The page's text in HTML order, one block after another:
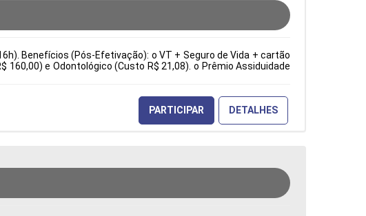
Benefícios (Pós-Efetivação): o VT + Seguro de Vida + cartão
160,00) e Odontológico (Custo R$ 21,08). o Prêmio Assiduidade
Características Comportamentais:
PARTICIPAR DETALHES